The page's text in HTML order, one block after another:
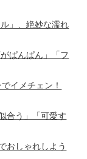
」、絶妙な濡れ
ぱんぱん」「フ
イメチェン！
合う」「可愛す
おしゃれしよう